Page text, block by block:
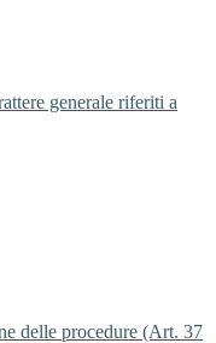
generale riferiti a
delle procedure (Art. 37